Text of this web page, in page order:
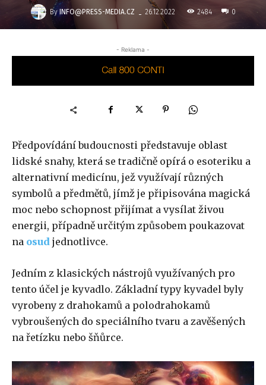
By INFO@PRESS-MEDIA.CZ - 26.12.2022 2484 0
- Reklama -
Předpovídání budoucnosti představuje oblast
lidské snahy, která se tradičně opírá o esoteriku a
alternativní medicínu, jež využívají různých
symbolů a předmětů, jímž je připisována magická
moc nebo schopnost přijímat a vysílat živou
energii, případně určitým způsobem poukazovat
na osud jednotlivce.
Jedním z klasických nástrojů využívaných pro
tento účel je kyvadlo. Základní typy kyvadel byly
vyrobeny z drahokamů a polodrahokamů
vybroušených do speciálního tvaru a zavěšených
na řetízku nebo šňůrce.